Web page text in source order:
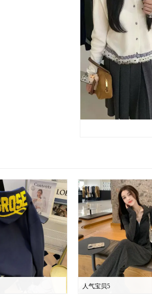
人气宝贝5